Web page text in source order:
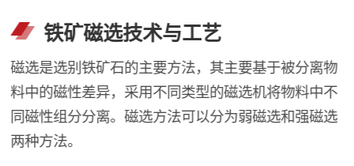
铁矿磁选技术与工艺
磁选是选别铁矿石的主要方法，其主要基于被分离物
料中的磁性差异，采用不同类型的磁选机将物料中不
同磁性组分分离。磁选方法可以分为弱磁选和强磁选
两种方法。